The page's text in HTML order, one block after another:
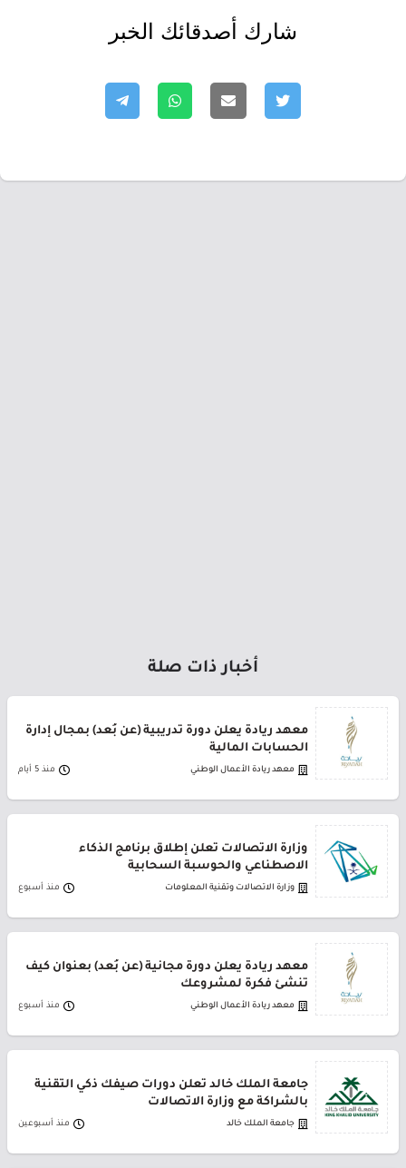
شارك أصدقائك الخبر
أخبار ذات صلة
معهد ريادة يعلن دورة تدريبية (عن بُعد) بمجال إدارة
الحسابات المالية
معهد ريادة الأعمال الوطني منذ 5 أيام
وزارة الاتصالات تعلن إطلاق برنامج الذكاء
الاصطناعي والحوسبة السحابية
وزارة الاتصالات وتقنية المعلومات منذ أسبوع
معهد ريادة يعلن دورة مجانية (عن بُعد) بعنوان كيف
تنشئ فكرة لمشروعك
معهد ريادة الأعمال الوطني منذ أسبوع
جامعة الملك خالد تعلن دورات صيفك ذكي التقنية
بالشراكة مع وزارة الاتصالات
جامعة الملك خالد منذ أسبوعين